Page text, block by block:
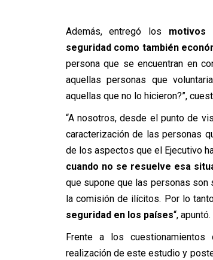
Además, entregó los motivos
seguridad como también
persona que se encuentran en
aquellas personas que
aquellas que no lo hicieron?”,
“A nosotros, desde el punto de
caracterización de las personas
de los aspectos que el Ejecutivo
cuando no se resuelve esa
que supone que las personas
la comisión de ilícitos. Por lo
seguridad en los países“, apuntó.
Frente a los
realización de este estudio y